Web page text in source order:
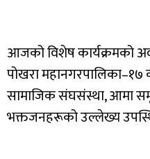
आजको विशेष कार्यक्रमको
पोखरा महानगरपालिका–१७
सामाजिक संघसंस्था, आमा
भक्तजनहरूको उल्लेख्य